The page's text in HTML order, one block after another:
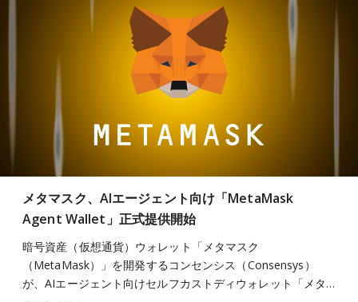
メタマスク、AIエージェント向け「MetaMask
Agent Wallet」正式提供開始
暗号資産（仮想通貨）ウォレット「メタマスク
（MetaMask）」を開発するコンセンシス（Consensys）
が、AIエージェント向けセルフカストディウォレット「メタ…